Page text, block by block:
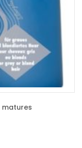
matures